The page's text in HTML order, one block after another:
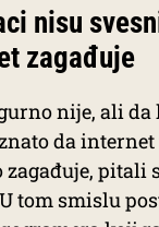
nisu
zagađuje
nije, ali da
da
pitali
tom smislu